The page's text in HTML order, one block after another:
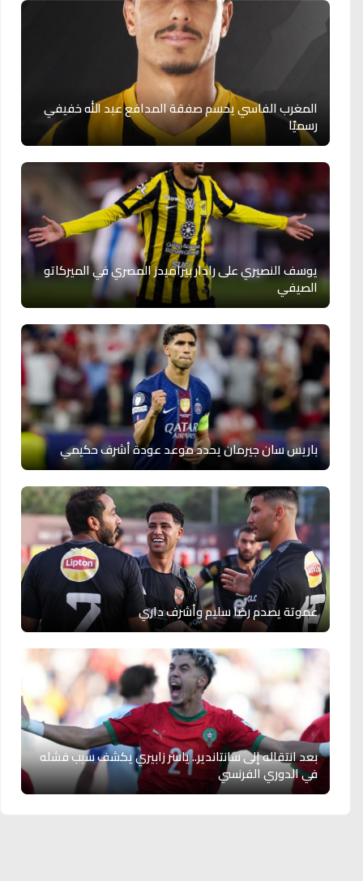
المغرب الفاسي يحسم صفقة المدافع عبد الله خفيفي
رسميًا
يوسف النصيري على رادار بيراميدز المصري في الميركاتو
الصيفي
باريس سان جيرمان يحدد موعد عودة أشرف حكيمي
عموتة يصدم رضا سليم وأشرف داري
بعد انتقاله إلى سانتاندير.. ياسر زابيري يكشف سبب فشله
في الدوري الفرنسي